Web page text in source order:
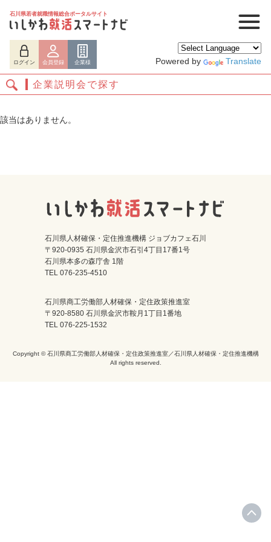
石川県若者就職情報総合ポータルサイト
ログイン 会員登録 企業様 Powered by Translate
ログイン 会員登録
企業説明会で探す
該当はありません。
石川県人材確保・定住推進機構 ジョブカフェ石川
〒920-0935 石川県金沢市石引4丁目17番1号
石川県本多の森庁舎 1階
TEL 076-235-4510
石川県商工労働部人材確保・定住政策推進室
〒920-8580 石川県金沢市鞍月1丁目1番地
TEL 076-225-1532
Copyright © 石川県商工労働部人材確保・定住政策推進室／石川県人材確保・定住推進機構
All rights reserved.